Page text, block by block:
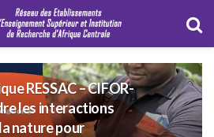
RESSAC – CIFOR-
les interactions
nature pour